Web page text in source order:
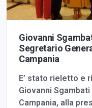
Giovanni
Segretario
Campania
E’ stato rieletto e
Giovanni
Campania, alla